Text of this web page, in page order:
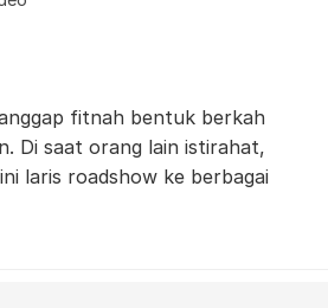
fitnah bentuk berkah
Di saat orang lain istirahat,
laris roadshow ke berbagai